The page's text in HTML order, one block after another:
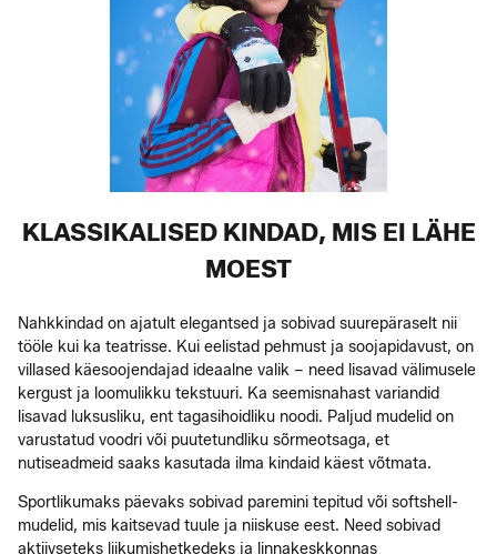
KLASSIKALISED KINDAD, MIS EI LÄHE
MOEST
Nahkkindad on ajatult elegantsed ja sobivad suurepäraselt nii
tööle kui ka teatrisse. Kui eelistad pehmust ja soojapidavust, on
villased käesoojendajad ideaalne valik – need lisavad välimusele
kergust ja loomulikku tekstuuri. Ka seemisnahast variandid
lisavad luksusliku, ent tagasihoidliku noodi. Paljud mudelid on
varustatud voodri või puutetundliku sõrmeotsaga, et
nutiseadmeid saaks kasutada ilma kindaid käest võtmata.
Sportlikumaks päevaks sobivad paremini tepitud või softshell-
mudelid, mis kaitsevad tuule ja niiskuse eest. Need sobivad
aktiivseteks liikumishetkedeks ja linnakeskkonnas